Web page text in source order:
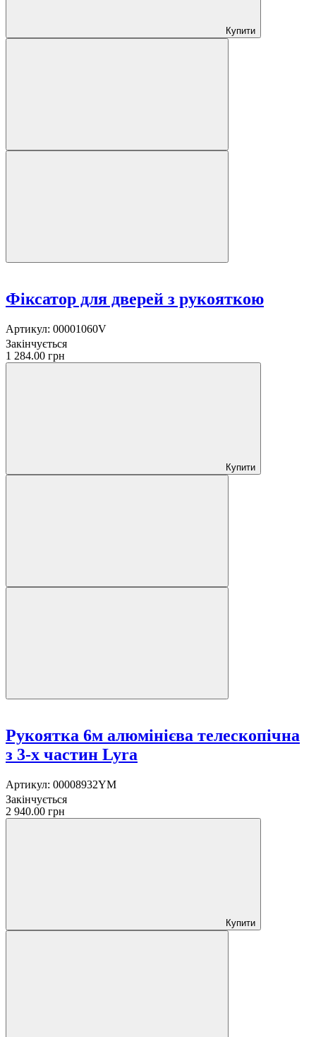
Купити
Фіксатор для дверей з рукояткою
Артикул: 00001060V
Закінчується
1 284.00 грн
Купити
Рукоятка 6м алюмінієва телескопічна
з 3-х частин Lyra
Артикул: 00008932YM
Закінчується
2 940.00 грн
Купити